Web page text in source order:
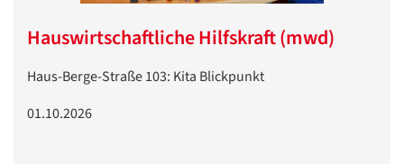
Hauswirtschaftliche Hilfskraft (mwd)
Haus-Berge-Straße 103: Kita Blickpunkt
01.10.2026